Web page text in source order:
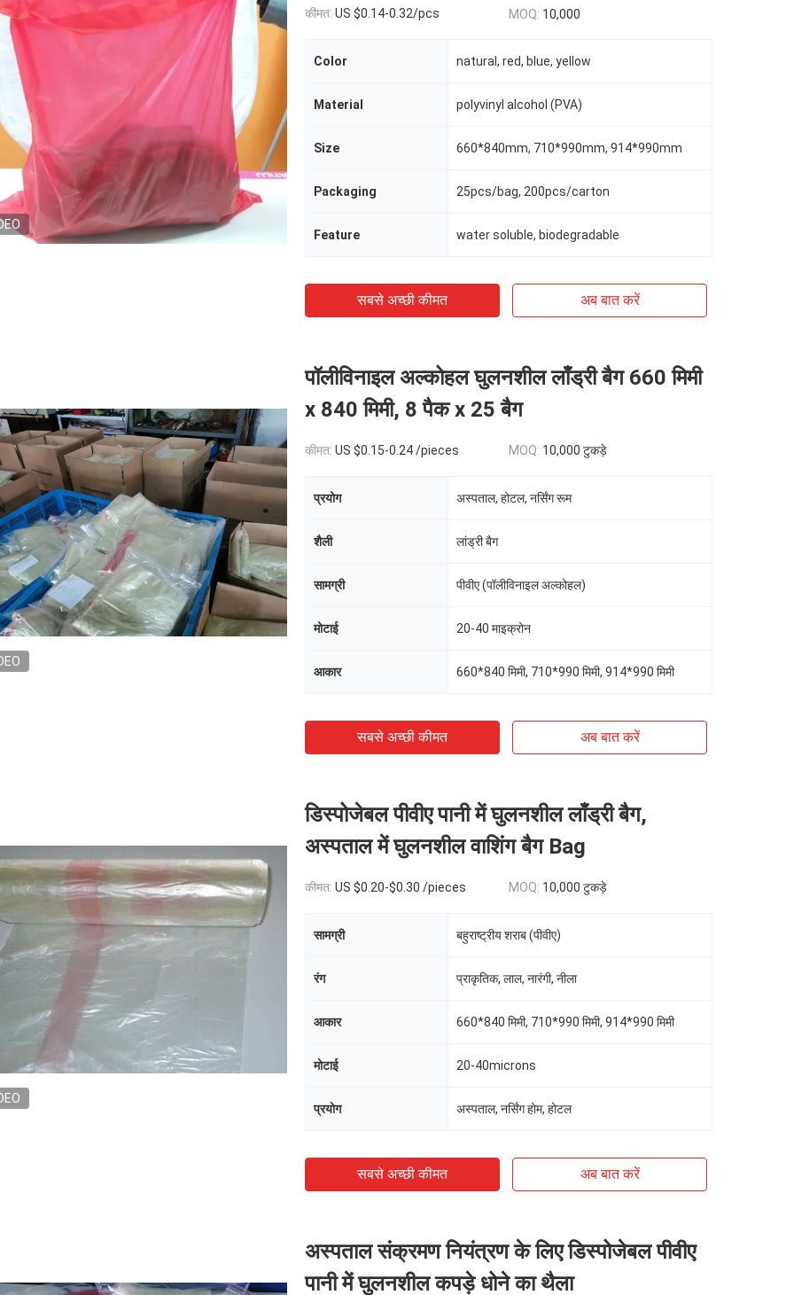
कीमत: US $0.14-0.32/pcs MOQ: 10,000
Color natural, red, blue, yellow
Material polyvinyl alcohol (PVA)
Size 660*840mm, 710*990mm, 914*990mm
Packaging 25pcs/bag, 200pcs/carton
Feature water soluble, biodegradable
सबसे अच्छी कीमत अब बात करें
पॉलीविनाइल अल्कोहल घुलनशील लाँड्री बैग 660 मिमी
x 840 मिमी, 8 पैक x 25 बैग
कीमत: US $0.15-0.24 /pieces MOQ: 10,000 टुकड़े
प्रयोग अस्पताल, होटल, नर्सिंग रूम
शैली लांड्री बैग
सामग्री पीवीए (पॉलीविनाइल अल्कोहल)
मोटाई 20-40 माइक्रोन
आकार 660*840 मिमी, 710*990 मिमी, 914*990 मिमी
सबसे अच्छी कीमत अब बात करें
डिस्पोजेबल पीवीए पानी में घुलनशील लाँड्री बैग,
अस्पताल में घुलनशील वाशिंग बैग Bag
कीमत: US $0.20-$0.30 /pieces MOQ: 10,000 टुकड़े
सामग्री बहुराष्ट्रीय शराब (पीवीए)
रंग प्राकृतिक, लाल, नारंगी, नीला
आकार 660*840 मिमी, 710*990 मिमी, 914*990 मिमी
मोटाई 20-40microns
प्रयोग अस्पताल, नर्सिंग होम, होटल
सबसे अच्छी कीमत अब बात करें
अस्पताल संक्रमण नियंत्रण के लिए डिस्पोजेबल पीवीए
पानी में घुलनशील कपड़े धोने का थैला